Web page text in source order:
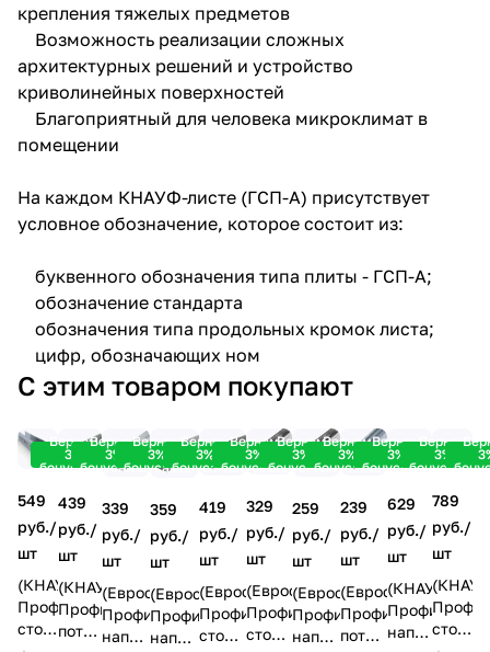
крепления тяжелых предметов
Возможность реализации сложных
архитектурных решений и устройство
криволинейных поверхностей
Благоприятный для человека микроклимат в
помещении
На каждом КНАУФ-листе (ГСП-А) присутствует
условное обозначение, которое состоит из:
буквенного обозначения типа плиты - ГСП-А;
обозначение стандарта
обозначения типа продольных кромок листа;
цифр, обозначающих ном
С этим товаром покупают
Вернем
3%
бонусами!
549
руб./
шт
(КНАУФ)
Профиль
стоечный
Вернем
3%
бонусами!
439
руб./
шт
(КНАУФ)
Профиль
потолочный
Вернем
3%
бонусами!
339
руб./
шт
(Евростандарт)
Профиль
направляющий
Вернем
3%
бонусами!
359
руб./
шт
(Евростандарт)
Профиль
направляющий
Вернем
3%
бонусами!
419
руб./
шт
(Евростандарт)
Профиль
стоечный
Вернем
3%
бонусами!
329
руб./
шт
(Евростандарт)
Профиль
стоечный
Вернем
3%
бонусами!
259
руб./
шт
(Евростандарт)
Профиль
направляющий
Вернем
3%
бонусами!
239
руб./
шт
(Евростандарт)
Профиль
потолочный
Вернем
3%
бонусами!
629
руб./
шт
(КНАУФ)
Профиль
789
руб./
шт